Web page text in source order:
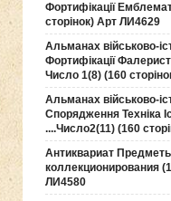
Фортифікації
сторінок) Арт ЛИ4629
Альманах військово-
Фортифікації
Число 1(8) (160
Альманах військово-
Спорядження Техніка
....Число2(11) (160
Антиквариат
коллекционирования
ЛИ4580